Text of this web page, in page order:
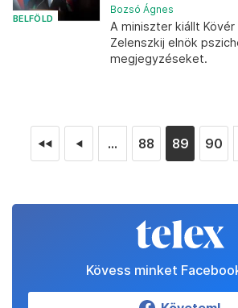
BELFÖLD
Bozsó Ágnes
A miniszter kiállt
Zelenszkij elnök
megjegyzéseket.
◄◄ ◄ ... 88 89 90
Kövess minket